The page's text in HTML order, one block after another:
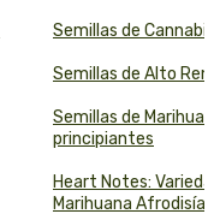
Semillas de
Semillas de Alto
Semillas de
principiantes
Heart Notes:
Marihuana